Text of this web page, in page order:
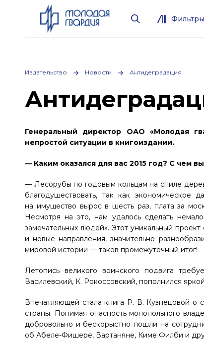
Фильтры
Издательство Новости Антидеградация
Генеральный директор ОАО «Молодая
непростой ситуации в книгоиздании.
— Каким оказался для вас 2015 год? С чем
— Лесорубы по годовым кольцам на спиле
благодушествовать, так как экономическое
на имущество вырос в шесть раз, плата за
Несмотря на это, нам удалось сделать
замечательных людей». Этот уникальный
и новые направления, значительно
мировой истории — таков промежуточный итог!
Летопись великого воинского подвига
Василевский, К. Рокоссовский, пополнился
Впечатляющей стала книга Р. В. Кузнецовой о
страны. Понимая опасность монопольного
добровольно и бескорыстно пошли на
об Абеле-Фишере, Вартаняне, Киме Филби и